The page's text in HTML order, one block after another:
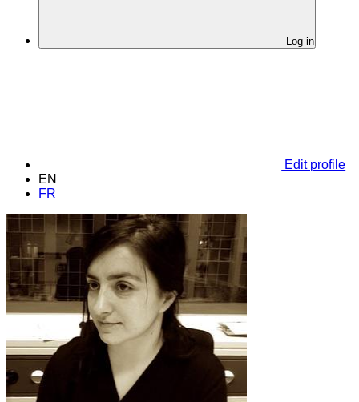
Log in
Edit profile
EN
FR